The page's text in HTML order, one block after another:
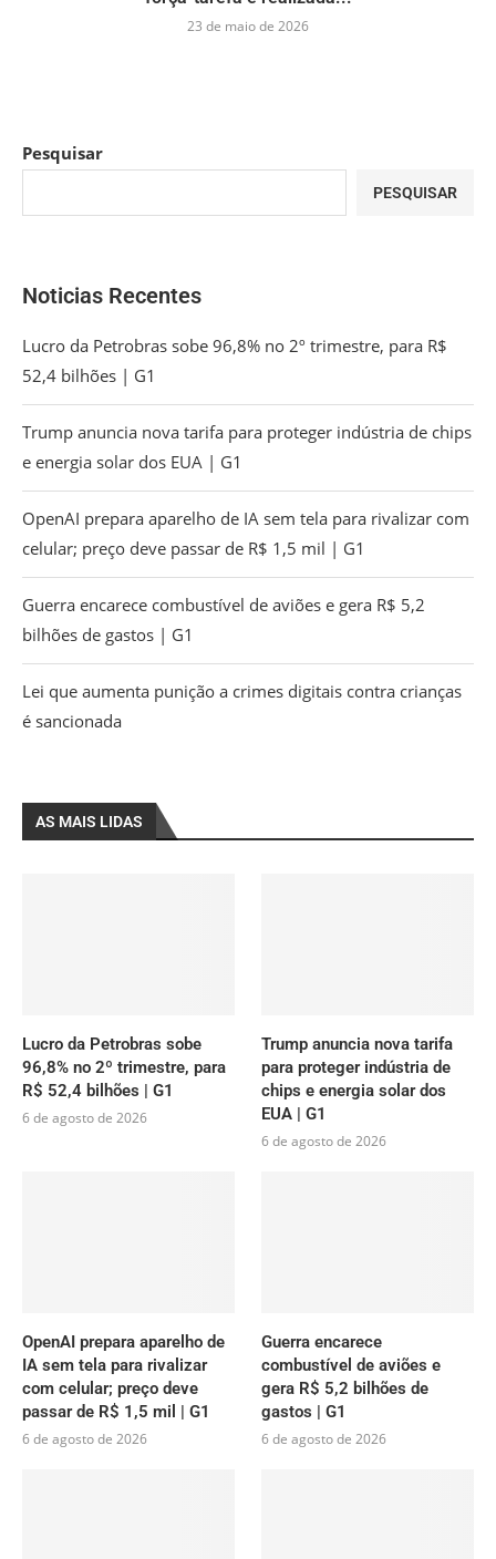
23 de maio de 2026
Pesquisar
PESQUISAR
Noticias Recentes
Lucro da Petrobras sobe 96,8% no 2º trimestre, para R$
52,4 bilhões | G1
Trump anuncia nova tarifa para proteger indústria de chips
e energia solar dos EUA | G1
OpenAI prepara aparelho de IA sem tela para rivalizar com
celular; preço deve passar de R$ 1,5 mil | G1
Guerra encarece combustível de aviões e gera R$ 5,2
bilhões de gastos | G1
Lei que aumenta punição a crimes digitais contra crianças
é sancionada
AS MAIS LIDAS
Lucro da Petrobras sobe
96,8% no 2º trimestre, para
R$ 52,4 bilhões | G1
6 de agosto de 2026
Trump anuncia nova tarifa
para proteger indústria de
chips e energia solar dos
EUA | G1
6 de agosto de 2026
OpenAI prepara aparelho de
IA sem tela para rivalizar
com celular; preço deve
passar de R$ 1,5 mil | G1
6 de agosto de 2026
Guerra encarece
combustível de aviões e
gera R$ 5,2 bilhões de
gastos | G1
6 de agosto de 2026